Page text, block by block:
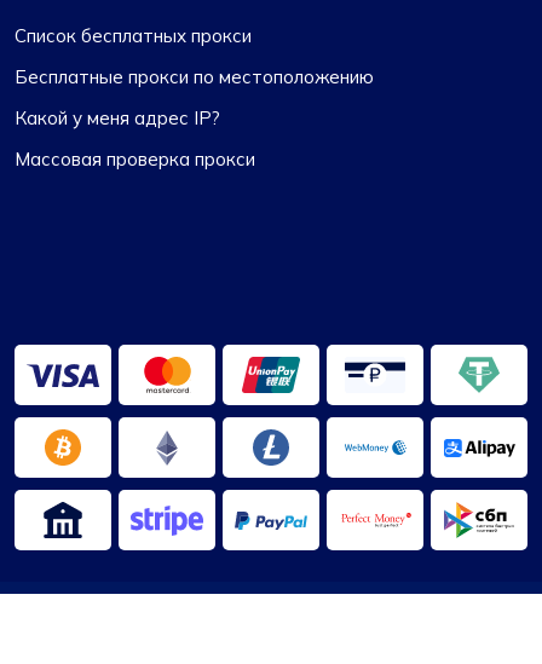
Лиам Мартинес
Proxy Compass – он прост в использовании,
не слишком сильно бьет по кошельку и
выполняет свою работу, особенно в сфере
цифрового маркетинга. Их обслуживание
клиентов тоже на высоте; они быстро
свяжутся с вами и во всем разберутся. Цены?
По моему мнению, это совершенно
справедливо. Одна небольшая загвоздка, с
не каждый пакет прокси работал для сайта,
Список бесплатных прокси
Бесплатные прокси по местоположению
Какой у меня адрес IP?
Массовая проверка прокси